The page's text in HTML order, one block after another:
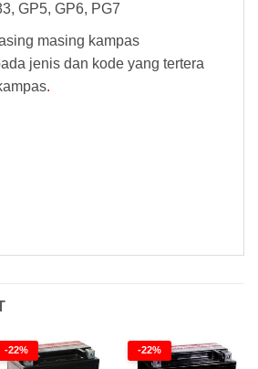
GP5, GP6, PG7
masing kampas
jenis dan kode yang tertera
.
-22% -22%